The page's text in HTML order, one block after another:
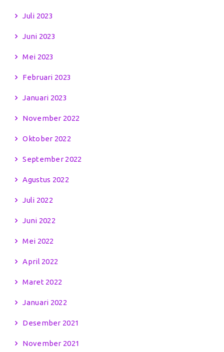
Juli 2023
Juni 2023
Mei 2023
Februari 2023
Januari 2023
November 2022
Oktober 2022
September 2022
Agustus 2022
Juli 2022
Juni 2022
Mei 2022
April 2022
Maret 2022
Januari 2022
Desember 2021
November 2021